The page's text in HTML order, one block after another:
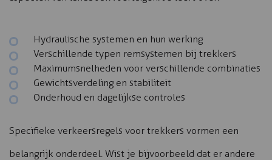
Hydraulische systemen en hun werking
Verschillende typen remsystemen bij trekkers
Maximumsnelheden voor verschillende combinaties
Gewichtsverdeling en stabiliteit
Onderhoud en dagelijkse controles
Specifieke verkeersregels voor trekkers vormen een
belangrijk onderdeel. Wist je bijvoorbeeld dat er andere